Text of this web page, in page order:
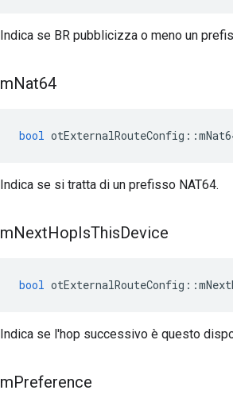
Indica se BR pubblicizza o meno un
mNat64
bool otExternalRouteConfig ::
Indica se si tratta di un prefisso NAT64.
mNextHopIsThisDevice
bool otExternalRouteConfig ::
Indica se l'hop successivo è questo
mPreference